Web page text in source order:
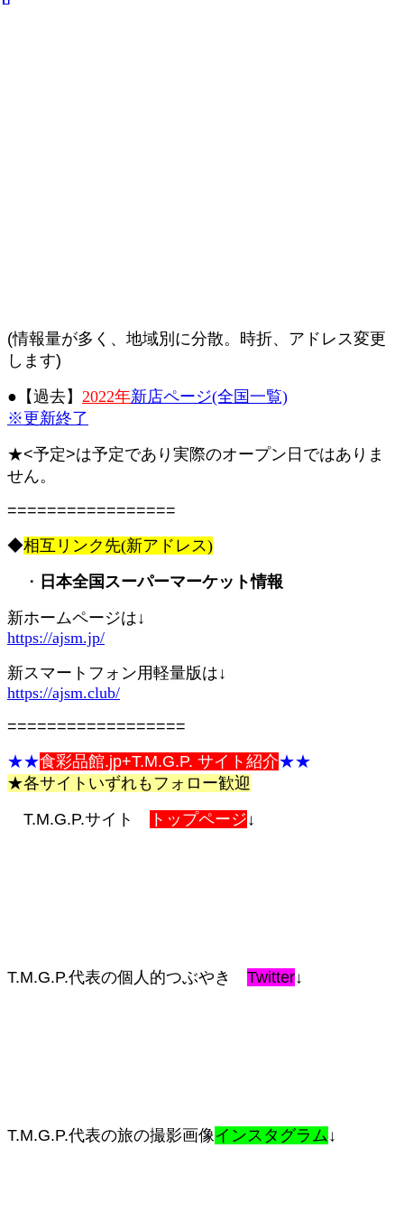
(情報量が多く、地域別に分散。時折、アドレス変更
します)
●【過去】 2022年新店ページ(全国一覧)
※更新終了
★<予定>は予定であり実際のオープン日ではありま
せん。
=================
◆相互リンク先(新アドレス)
・ 日本全国スーパーマーケット情報
新ホームページは↓
https://ajsm.jp/
新スマートフォン用軽量版は↓
https://ajsm.club/
==================
★★食彩品館.jp+T.M.G.P. サイト紹介★★
★各サイトいずれもフォロー歓迎
T.M.G.P.サイト
トップページ↓
T.M.G.P.代表の個人的つぶやき Twitter↓
T.M.G.P.代表の旅の撮影画像インスタグラム↓